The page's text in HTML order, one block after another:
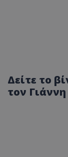
Δείτε το
τον